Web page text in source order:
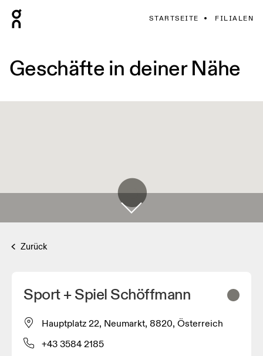
STARTSEITE FILIALEN
Geschäfte in deiner Nähe
Zurück
Sport + Spiel Schöffmann
Hauptplatz 22, Neumarkt, 8820, Österreich
+43 3584 2185